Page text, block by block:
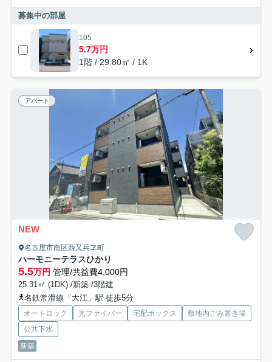
募集中の部屋
105
5.7万円
1階 / 29.80㎡ / 1K
アパート
NEW
名古屋市南区西又兵ヱ町
ハーモニーテラスひかり
5.5万円 管理/共益費4,000円
25.31㎡ (1DK) /新築 /3階建
名鉄常滑線「大江」駅 徒歩5分
オートロック 光ファイバー 宅配ボックス
敷地内ごみ置き場
公共下水
新築